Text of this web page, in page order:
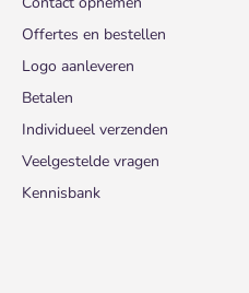
Offertes en bestellen
Logo aanleveren
Betalen
Individueel verzenden
Veelgestelde vragen
Kennisbank